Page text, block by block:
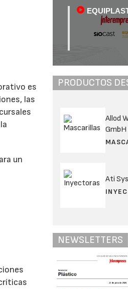
es
las
un
PRODUCTOS
Allod
GmbH
Ati
NEWSLETTERS